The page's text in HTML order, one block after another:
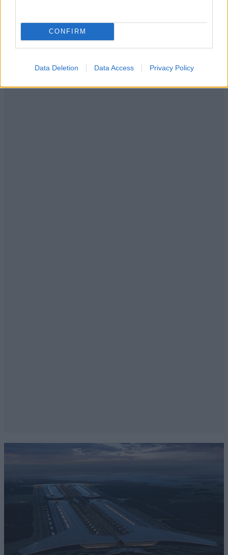
CONFIRM
Data Deletion Data Access Privacy Policy
07·08·2026 18:48
Ξεσπά ο Χρήστος Δάντης: «Δεν περίμενα την